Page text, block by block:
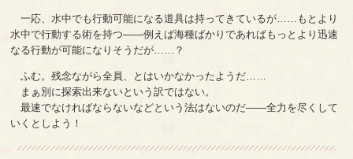
一応、水中でも行動可能になる道具は持ってきているが……もとより
水中で行動する術を持つ――例えば海種ばかりであればもっとより迅速
なる行動が可能になりそうだが……？
ふむ。残念ながら全員、とはいかなかったようだ……
まぁ別に探索出来ないという訳ではない。
最速でなければならないなどという法はないのだ――全力を尽くして
いくとしよう！